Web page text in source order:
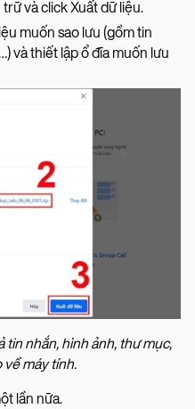
và click Xuất dữ liệu.
muốn sao lưu (gồm tin
và thiết lập ổ đĩa muốn lưu
tin nhắn, hình ảnh, thư mục,
về máy tính.
lần nữa.